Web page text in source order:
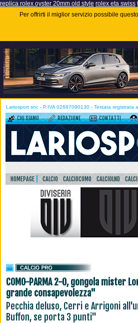
replica rolex oyster 20mm old style rolex eta swiss
Per offrirti il miglior servizio possibile
Lariosport snc - P.IVA 02687090130 - Testata
CHI SIAMO REDAZIONE CONTATTI
HOMEPAGE CALCIO CALCIOCOMO CALCIOLND
COMO-PARMA 2-0, gongola mister
grande consapevolezza"
Pecchia deluso, Cerri e Arrigoni
Buffon, se porta 3 punti"